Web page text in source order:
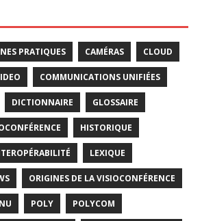
PRATIQUES CAMÉRAS CLOUD
COMMUNICATIONS UNIFIÉES
DICTIONNAIRE GLOSSAIRE
HISTORIQUE
LEXIQUE
ORIGINES DE LA VISIOCONFÉRENCE
POLY POLYCOM